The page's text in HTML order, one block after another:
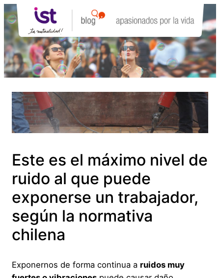
Saltar
al
contenido
Este es el máximo nivel de
ruido al que puede
exponerse un trabajador,
según la normativa
chilena
Exponernos de forma continua a ruidos muy